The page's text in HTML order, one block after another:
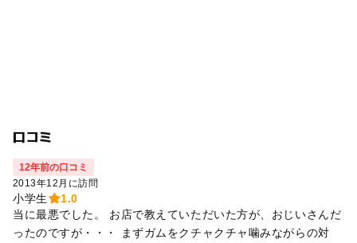
口コミ
12年前の口コミ
2013年12月に訪問
小学生
1.0
当に最悪でした。 お店で教えていただいた方が、おじいさんだ
ったのですが・・・ まずガムをクチャクチャ噛みながらの対